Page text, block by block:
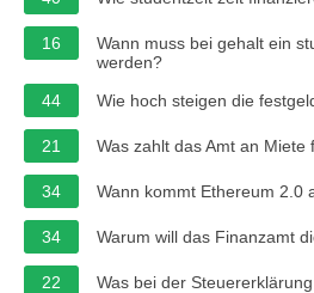
16
Wann muss bei gehalt ein
werden?
44
Wie hoch steigen die
21 Was zahlt das Amt an Miete
34 Wann kommt Ethereum 2.0
34 Warum will das Finanzamt
22 Was bei der